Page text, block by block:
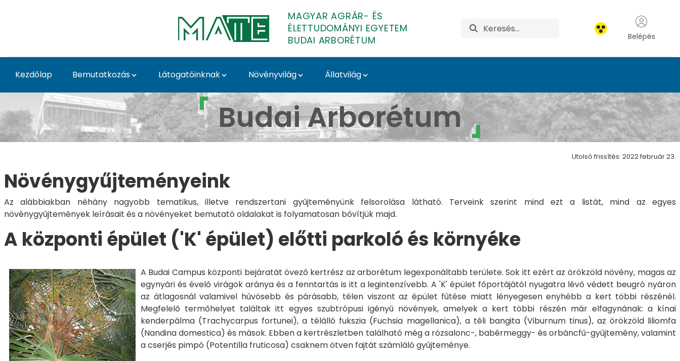
MAGYAR AGRÁR- ÉS
ÉLETTUDOMÁNYI EGYETEM
BUDAI ARBORÉTUM
Belépés
Kezdőlap Bemutatkozás Látogatóinknak Növényvilág Állatvilág
Növénygyűjteményeink - Budai Arborétum
Budai Arborétum
Utolsó frissítés: 2022 február 23.
Növénygyűjteményeink
Az alábbiakban néhány nagyobb tematikus, illetve rendszertani gyűjteményünk felsorolása látható. Terveink szerint mind ezt a listát, mind az egyes
növénygyűjtemények leírásait és a növényeket bemutató oldalakat is folyamatosan bővítjük majd.
A központi épület ('K' épület) előtti parkoló és környéke
A Budai Campus központi bejáratát övező kertrész az arborétum legexponáltabb területe. Sok itt ezért az örökzöld növény, magas az
egynyári és évelő virágok aránya és a fenntartás is itt a legintenzívebb. A 'K' épület főportájától nyugatra lévő védett beugró nyáron
az átlagosnál valamivel hűvösebb és párásabb, télen viszont az épület fűtése miatt lényegesen enyhébb a kert többi részénél.
Megfelelő termőhelyet találtak itt egyes szubtrópusi igényű növények, amelyek a kert többi részén már elfagynának: a kínai
kenderpálma (Trachycarpus fortunei), a télálló fukszia (Fuchsia magellanica), a téli bangita (Viburnum tinus), az örökzöld liliomfa
(Nandina domestica) és mások. Ebben a kertrészletben található még a rózsalonc-, babérmeggy- és orbáncfű-gyűjtemény, valamint
a cserjés pimpó (Potentilla fruticosa) csaknem ötven fajtát számláló gyűjteménye.